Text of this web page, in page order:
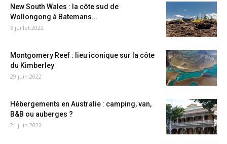
New South Wales : la côte sud de
Wollongong à Batemans...
6 juillet 2022
Montgomery Reef : lieu iconique sur la côte
du Kimberley
29 juin 2022
Hébergements en Australie : camping, van,
B&B ou auberges ?
21 juin 2022